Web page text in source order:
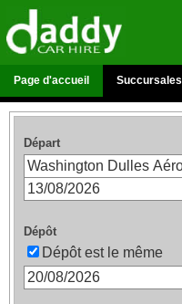
Page d'accueil Succursales
Départ
Dépôt
Dépôt est le même